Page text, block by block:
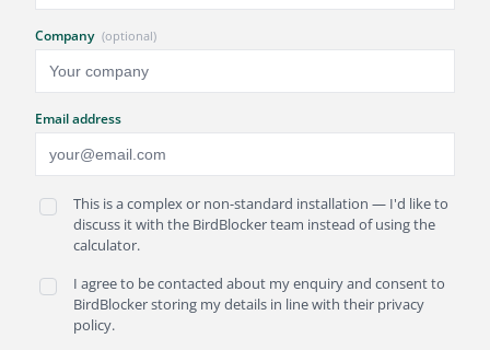
Company (optional)
Email address
This is a complex or non-standard installation — I'd like to
discuss it with the BirdBlocker team instead of using the
calculator.
I agree to be contacted about my enquiry and consent to
BirdBlocker storing my details in line with their privacy
policy.